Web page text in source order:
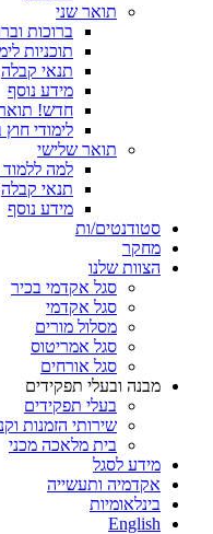
תואר שני
ברוכות
תוכניות
תנאי קבלה
מידע נוסף
חדש!
לימודי
תואר שלישי
למה
תנאי קבלה
מידע נוסף
סטודנטים/ות
מחקר
הצוות שלנו
סגל אקדמי בכיר
סגל אקדמי
מסלול מורים
סגל אמריטוס
סגל אורחים
מבנה ובעלי תפקידים
בעלי תפקידים
שירותי הזמנות
בית מלאכה מכני
מידע לסגל
אקדמיה ותעשייה
בינלאומיות
English